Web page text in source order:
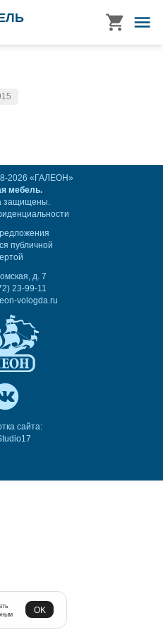
2026 «ГАЛЕОН»
мебель.
защищены.
публичной
д. 7
23-99-11
vologda.ru
сайта:
OK